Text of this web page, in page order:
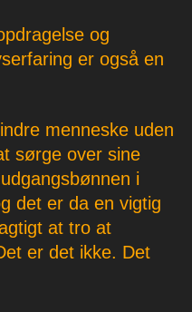
og
er også en
menneske uden
sørge over sine
i
det er da en vigtig
at tro at
er det ikke. Det